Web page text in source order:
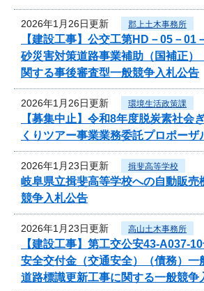
2026年1月26日更新 郡上土木事務所
【建設工事】公交工第HD－05－
砂災害対策道路事業補助（国補正）
関する事後審査型一般競争入札公告
2026年1月26日更新 環境生活政策課
【募集中止】令和8年度脱炭素社会
くりツアー事業業務委託プロポーザ
2026年1月23日更新 揖斐高等学校
岐阜県立揖斐高等学校への自動販売
競争入札公告
2026年1月23日更新 高山土木事務所
【建設工事】第工交公安43-A037-
安全交付金（交通安全）（債務）
道路標識更新工事に関する一般競争